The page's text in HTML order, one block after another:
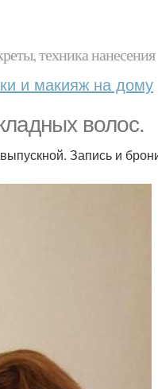
техника нанесения
и макияж на дому
волос.
Запись и